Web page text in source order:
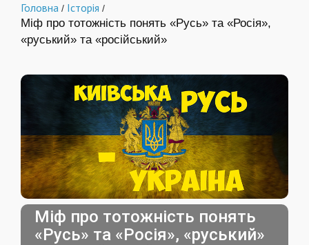
Головна / Історія /
Міф про тотожність понять «Русь» та «Росія»,
«руський» та «російський»
Міф про тотожність понять
«Русь» та «Росія», «руський»